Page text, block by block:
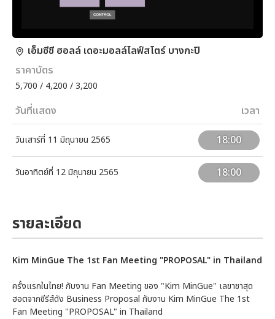
เอ็มซีซี ฮอลล์ เดอะมอลล์ไลฟ์สโตร์ บางกะปิ
ราคาบัตร
5,700 / 4,200 / 3,200
วันที่แสดง เวลา
วันเสาร์ที่ 11 มิถุนายน 2565 18:00
วันอาทิตย์ที่ 12 มิถุนายน 2565 18:00
รายละเอียด
Kim MinGue The 1st Fan Meeting "PROPOSAL" in Thailand
ครั้งแรกในไทย! กับงาน Fan Meeting ของ "Kim MinGue" เลขาชาสุด
ฮอตจากซีรีส์ดัง Business Proposal กับงาน Kim MinGue The 1st
Fan Meeting "PROPOSAL" in Thailand